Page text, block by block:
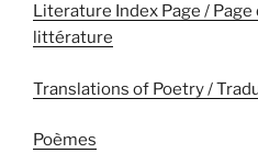
Literature Index Page /
littérature
Translations of Poetry /
Poèmes